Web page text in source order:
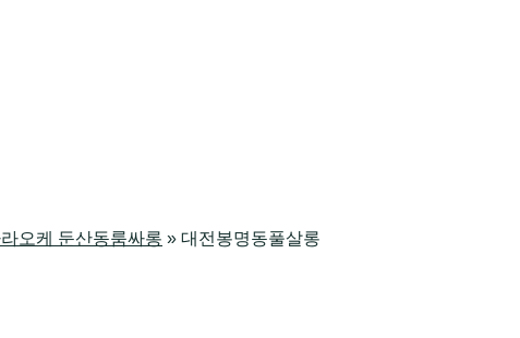
오케 둔산동룸싸롱 » 대전봉명동풀살롱